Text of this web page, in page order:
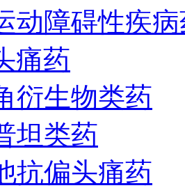
动障碍性疾
痛药
衍生物类药
坦类药
抗偏头痛药